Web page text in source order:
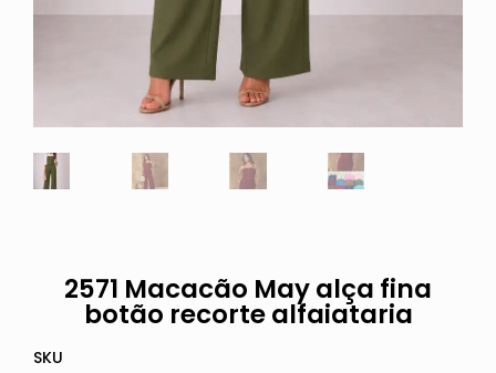
2571 Macacão May alça fina
botão recorte alfaiataria
SKU